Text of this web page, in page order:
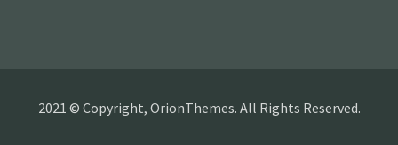
2021 © Copyright, OrionThemes. All Rights Reserved.